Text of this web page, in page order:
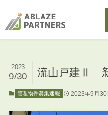
流山戸建Ⅱ 新
2023
9/30
管理物件募集速報 2023年9月30